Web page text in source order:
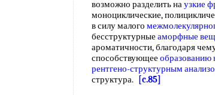
возможно разделить наузкие
моноциклические,
в силу малого
бесструктурные аморфные
ароматичности, благодаря
способствующее образованию
рентгено-структурным
структура.
[c.85]